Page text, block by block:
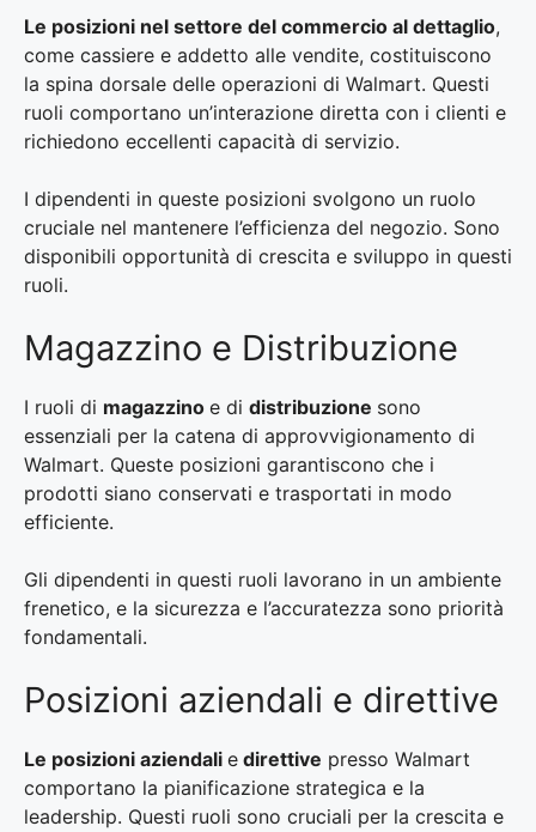
Le posizioni nel settore del commercio al dettaglio,
come cassiere e addetto alle vendite, costituiscono
la spina dorsale delle operazioni di Walmart. Questi
ruoli comportano un’interazione diretta con i clienti e
richiedono eccellenti capacità di servizio.
I dipendenti in queste posizioni svolgono un ruolo
cruciale nel mantenere l’efficienza del negozio. Sono
disponibili opportunità di crescita e sviluppo in questi
ruoli.
Magazzino e Distribuzione
I ruoli di magazzino e di distribuzione sono
essenziali per la catena di approvvigionamento di
Walmart. Queste posizioni garantiscono che i
prodotti siano conservati e trasportati in modo
efficiente.
Gli dipendenti in questi ruoli lavorano in un ambiente
frenetico, e la sicurezza e l’accuratezza sono priorità
fondamentali.
Posizioni aziendali e direttive
Le posizioni aziendali e direttive presso Walmart
comportano la pianificazione strategica e la
leadership. Questi ruoli sono cruciali per la crescita e